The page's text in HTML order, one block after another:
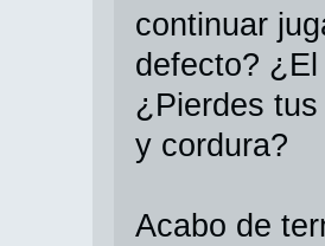
continuar
defecto?
¿Pierdes
y cordura?
Acabo de